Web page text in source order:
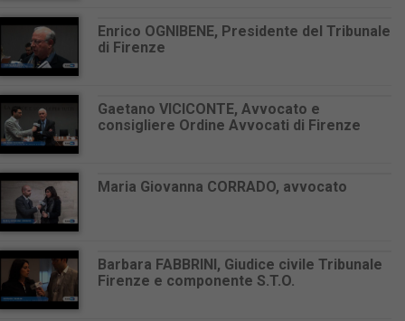
Enrico OGNIBENE, Presidente del Tribunale
di Firenze
Gaetano VICICONTE, Avvocato e
consigliere Ordine Avvocati di Firenze
Maria Giovanna CORRADO, avvocato
Barbara FABBRINI, Giudice civile Tribunale
Firenze e componente S.T.O.